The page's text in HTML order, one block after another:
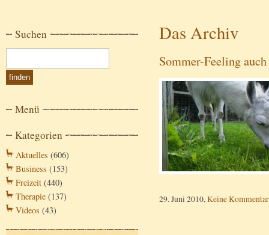
Suchen
Menü
Kategorien
Aktuelles (606)
Business (153)
Freizeit (440)
Therapie (137)
Videos (43)
Das Archiv
Sommer-Feeling
29. Juni 2010,Keine